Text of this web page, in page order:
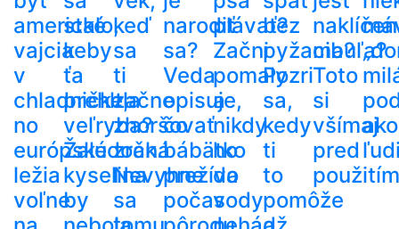
americké
vajcia
v
chladničke,
no
európske
ležia
voľne
stalo,
keby
ťa
prehltla
veľryba?
Žalúdočná
kyselina
by
keď
sa
ti
začne
zhoršovať
zrak.
Nevyhne
sa
narodiť
sa?
Veda
opisuje,
čo
bábätko
prežíva
počas
plávať?
Začni
pomaly
a
nikdy
ho
do
vody
bez
pyžama?
Pozri
sa,
kedy
ti
to
pomôže
cibuľa?
Toto
si
všímaj
pred
použitím
ako